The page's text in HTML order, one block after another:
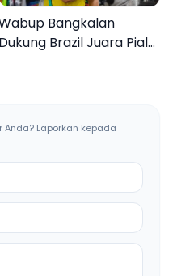
Bangkalan
Dukung Brazil Juara Piala
Laporkan kepada